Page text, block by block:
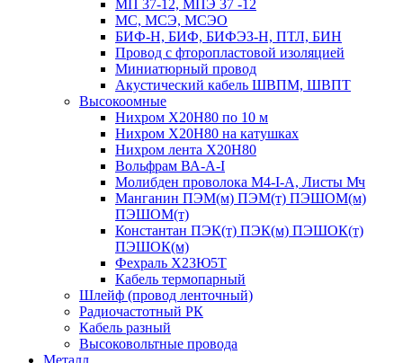
МП 37-12, МПЭ 37 -12
МС, МСЭ, МСЭО
БИФ-Н, БИФ, БИФЭЗ-Н, ПТЛ, БИН
Провод с фторопластовой изоляцией
Миниатюрный провод
Акустический кабель ШВПМ, ШВПТ
Высокоомные
Нихром Х20Н80 по 10 м
Нихром Х20Н80 на катушках
Нихром лента Х20Н80
Вольфрам ВА-А-I
Молибден проволока М4-I-А, Листы Мч
Манганин ПЭМ(м) ПЭМ(т) ПЭШОМ(м)
ПЭШОМ(т)
Константан ПЭК(т) ПЭК(м) ПЭШОК(т)
ПЭШОК(м)
Фехраль Х23Ю5Т
Кабель термопарный
Шлейф (провод ленточный)
Радиочастотный РК
Кабель разный
Высоковольтные провода
Металл